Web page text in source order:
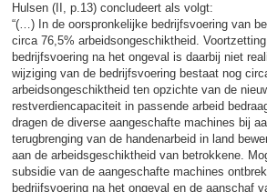
Hulsen (II, p.13) concludeert als volgt:
“(…) In de oorspronkelijke bedrijfsvoering van
circa 76,5% arbeidsongeschiktheid.
bedrijfsvoering na het ongeval is daarbij niet
wijziging van de bedrijfsvoering bestaat nog
arbeidsongeschiktheid ten opzichte van de
restverdiencapaciteit in passende arbeid
dragen de diverse aangeschafte machines bij
terugbrenging van de handenarbeid in land
aan de arbeidsgeschiktheid van betrokkene.
subsidie van de aangeschafte machines
bedrijfsvoering na het ongeval en de aanschaf